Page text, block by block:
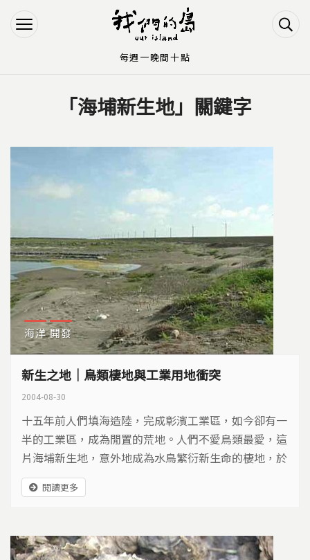
Jump to Navigation
Jump to Main content
「海埔新生地」關鍵字
海洋 開發
新生之地｜鳥類棲地與工業用地衝突
2004-08-30
十五年前人們填海造陸，完成彰濱工業區，如今卻有一
半的工業區，成為閒置的荒地。人們不愛鳥類最愛，這
片海埔新生地，意外地成為水鳥繁衍新生命的棲地，於
是保育類的鳥類遇上了閒置的工業區，矛盾與衝突，在
這片新生之地上演……
閱讀更多
每週一晚間十點